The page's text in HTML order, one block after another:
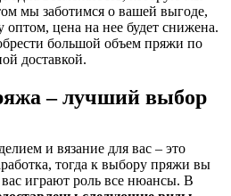
мы заботимся о вашей выгоде,
оптом, цена на нее будет снижена.
большой объем пряжи по
доставкой.
– лучший выбор
и вязание для вас – это
тогда к выбору пряжи вы
вас играют роль все нюансы. В